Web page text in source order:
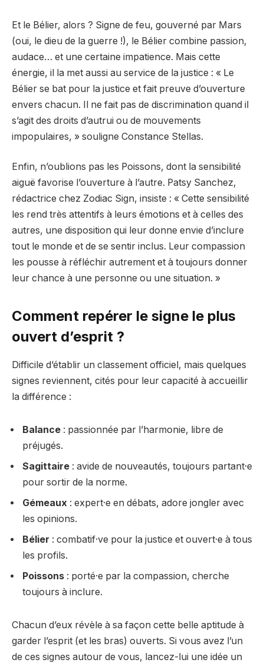
Et le Bélier, alors ? Signe de feu, gouverné par Mars
(oui, le dieu de la guerre !), le Bélier combine passion,
audace… et une certaine impatience. Mais cette
énergie, il la met aussi au service de la justice : « Le
Bélier se bat pour la justice et fait preuve d’ouverture
envers chacun. Il ne fait pas de discrimination quand il
s’agit des droits d’autrui ou de mouvements
impopulaires, » souligne Constance Stellas.
Enfin, n’oublions pas les Poissons, dont la sensibilité
aiguë favorise l’ouverture à l’autre. Patsy Sanchez,
rédactrice chez Zodiac Sign, insiste : « Cette sensibilité
les rend très attentifs à leurs émotions et à celles des
autres, une disposition qui leur donne envie d’inclure
tout le monde et de se sentir inclus. Leur compassion
les pousse à réfléchir autrement et à toujours donner
leur chance à une personne ou une situation. »
Comment repérer le signe le plus
ouvert d’esprit ?
Difficile d’établir un classement officiel, mais quelques
signes reviennent, cités pour leur capacité à accueillir
la différence :
Balance : passionnée par l’harmonie, libre de
préjugés.
Sagittaire : avide de nouveautés, toujours partant·e
pour sortir de la norme.
Gémeaux : expert·e en débats, adore jongler avec
les opinions.
Bélier : combatif·ve pour la justice et ouvert·e à tous
les profils.
Poissons : porté·e par la compassion, cherche
toujours à inclure.
Chacun d’eux révèle à sa façon cette belle aptitude à
garder l’esprit (et les bras) ouverts. Si vous avez l’un
de ces signes autour de vous, lancez-lui une idée un